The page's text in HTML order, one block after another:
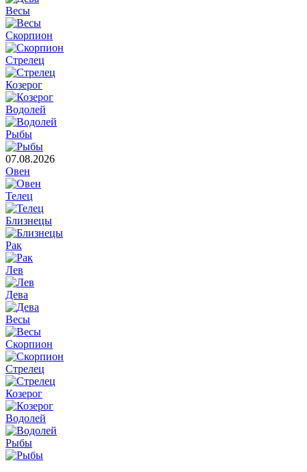
Весы
Скорпион
Стрелец
Козерог
Водолей
Рыбы
07.08.2026
Овен
Телец
Близнецы
Рак
Лев
Дева
Весы
Скорпион
Стрелец
Козерог
Водолей
Рыбы